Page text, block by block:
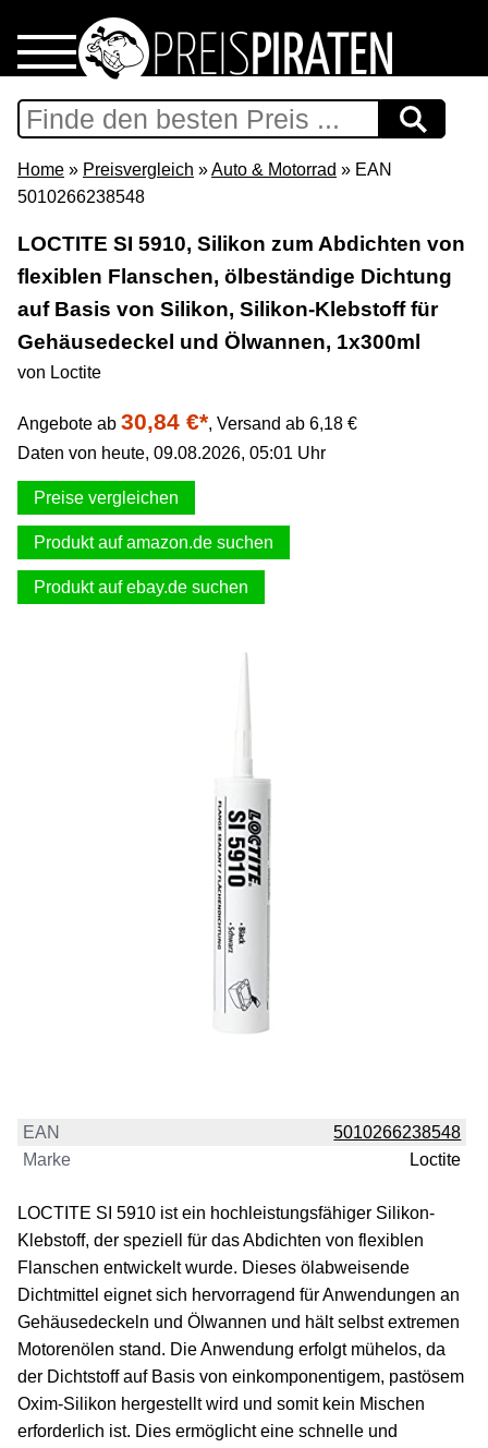
Home
Download
Support & Newsletter
Presse
Impressum
Home » Preisvergleich »Auto & Motorrad » EAN
5010266238548
LOCTITE SI 5910, Silikon zum Abdichten von
flexiblen Flanschen, ölbeständige Dichtung
auf Basis von Silikon, Silikon-Klebstoff für
Gehäusedeckel und Ölwannen, 1x300ml
von Loctite
Angebote ab 30,84 €*, Versand ab 6,18 €
Daten von heute, 09.08.2026, 05:01 Uhr
Preise vergleichen
Produkt auf amazon.de suchen
Produkt auf ebay.de suchen
EAN
5010266238548
Marke
Loctite
LOCTITE SI 5910 ist ein hochleistungsfähiger Silikon-
Klebstoff, der speziell für das Abdichten von flexiblen
Flanschen entwickelt wurde. Dieses ölabweisende
Dichtmittel eignet sich hervorragend für Anwendungen an
Gehäusedeckeln und Ölwannen und hält selbst extremen
Motorenölen stand. Die Anwendung erfolgt mühelos, da
der Dichtstoff auf Basis von einkomponentigem, pastösem
Oxim-Silikon hergestellt wird und somit kein Mischen
erforderlich ist. Dies ermöglicht eine schnelle und